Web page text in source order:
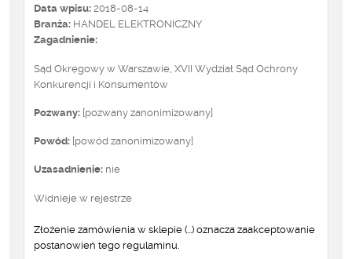
Data wpisu: 2018-08-14
Branża: HANDEL ELEKTRONICZNY
Zagadnienie:
Sąd Okręgowy w Warszawie, XVII Wydział Sąd Ochrony
Konkurencji i Konsumentów
Pozwany: [pozwany zanonimizowany]
Powód: [powód zanonimizowany]
Uzasadnienie: nie
Widnieje w rejestrze
Złożenie zamówienia w sklepie (...) oznacza zaakceptowanie
postanowień tego regulaminu.